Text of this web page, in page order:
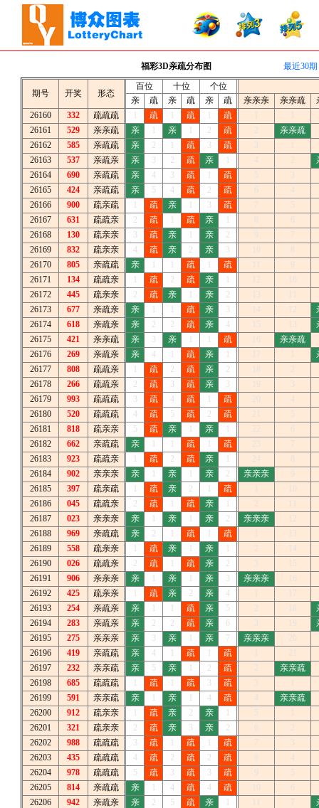
福彩3D亲疏分布图 最近30期
期号 开奖 形态
百位 十位
个位
亲
疏 亲 疏 亲 疏 亲亲亲 亲亲疏
26160
332 疏疏疏 疏 疏 疏
26161
529 亲亲疏 亲 亲 2 疏 2
亲亲疏
26162
585 亲疏疏 亲 2 疏 疏
26163
537 亲疏亲 亲 2 疏 亲 4 2
26164
690 亲疏疏 亲 4 疏 疏 5
26165
424 亲疏疏 亲 5 4 疏 2 疏
4
26166
900 疏亲疏 疏 亲 疏 7
5
26167
631 疏疏亲 2 疏 疏 亲
26168
130 疏亲亲 疏 亲 亲 2
7
26169
832 疏亲亲 4 疏 亲 2 亲
26170
805 亲疏疏 亲 疏 疏
26171
134 疏疏亲 疏 2 疏 亲 12
26172
445 疏亲亲 2 疏 亲 亲 2
26173
677 亲疏亲 亲 疏 亲 14 12
26174
618 亲疏亲 亲 2 2 疏 亲 4 15
26175
421 亲亲疏 亲 亲 疏
亲亲疏
26176
269 亲疏亲 亲 4 疏 亲 17
26177
808 疏疏亲 疏 2 疏 亲 2
2
26178
266 疏疏亲 2 疏 疏 亲
26179
993 疏疏疏 疏 4 疏 疏 20
4
26180
520 疏疏疏 4 疏 5 疏 2 疏 21
5
26181
818 疏亲亲 5 疏 亲 亲 22
26182
662 亲疏疏 亲 疏 疏 23
7
26183
923 疏疏亲 疏 2 疏 亲 24
26184
902 亲亲亲 亲 亲 亲 2 亲亲亲
26185
397 疏亲疏 疏 亲 2 疏
26186
045 疏疏亲 2 疏 疏 亲 2
26187
023 亲亲亲 亲 亲 亲 2 亲亲亲
12
26188
969 亲疏疏 亲 2 疏 疏
26189
558 疏亲亲 疏 亲 亲 2
14
26190
026 疏疏亲 2 疏 疏 亲 2
15
26191
906 亲亲亲 亲 亲 亲 亲亲亲
26192
425 疏亲亲 疏 亲 2 亲 4
17
26193
254 亲疏亲 亲 疏 亲 5 2
26194
283 亲疏亲 亲 2 2 疏 亲
26195
275 亲亲亲 亲 亲 亲 7 亲亲亲
20
26196
419 亲疏疏 亲 4 疏 疏
21
26197
232 亲亲疏 亲 5 亲 2 疏 2
亲亲疏
26198
685 疏疏疏 疏 疏 疏
26199
591 亲亲疏 亲 亲 4 疏 4
亲亲疏
26200
912 疏亲亲 疏 亲 2 亲 5
26201
321 疏亲亲 2 疏 亲 亲 2
2
26202
988 疏疏疏 疏 疏 疏 7
26203
435 疏疏疏 4 疏 2 疏 2 疏
4
26204
978 疏疏疏 5 疏 疏 疏
5
26205
814 亲疏疏 亲 4 疏 4 疏
26206
942 亲疏亲 亲 2 5 疏 亲 7